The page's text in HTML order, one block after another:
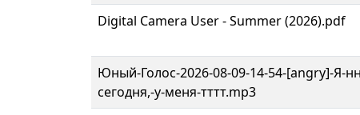
Digital Camera User - Summer (2026).pdf
Юный-Голос-2026-08-09-14-54-[angry]-Я-
сегодня,-у-меня-тттт.mp3